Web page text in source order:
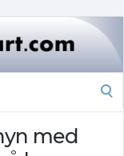
med